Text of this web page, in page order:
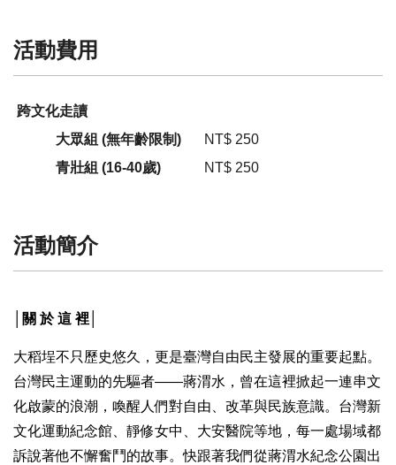
活動費用
跨文化走讀
大眾組 (無年齡限制)
NT$ 250
青壯組 (16-40歲)
NT$ 250
活動簡介
│關 於 這 裡│
大稻埕不只歷史悠久，更是臺灣自由民主發展的重要起點。
台灣民主運動的先驅者——蔣渭水，曾在這裡掀起一連串文
化啟蒙的浪潮，喚醒人們對自由、改革與民族意識。台灣新
文化運動紀念館、靜修女中、大安醫院等地，每一處場域都
訴說著他不懈奮鬥的故事。快跟著我們從蔣渭水紀念公園出